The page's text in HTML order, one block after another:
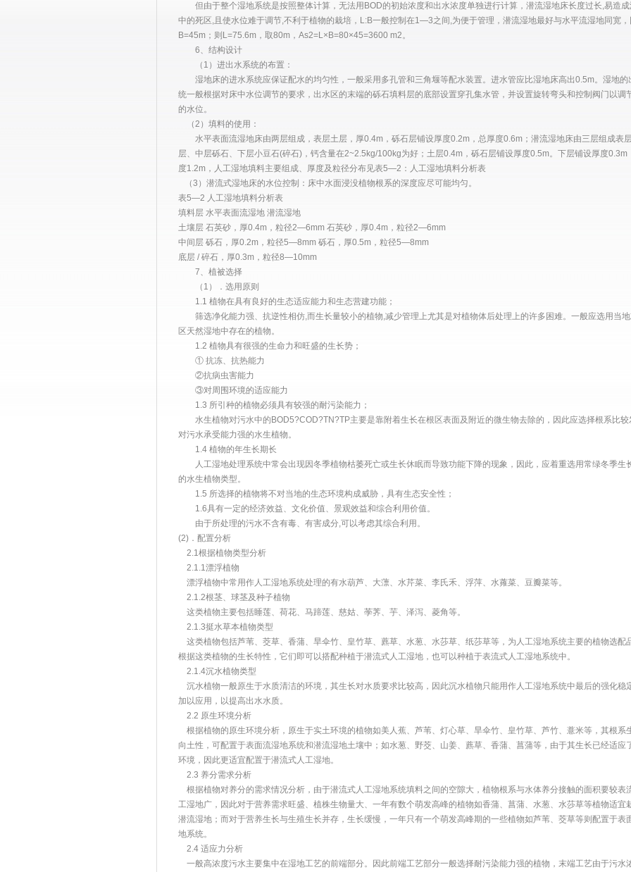
但由于整个湿地系统是按照整体计算，无法用BOD的初始浓度和出水浓度单独进行计算，潜流湿地床长度过长,易造成
中的死区,且使水位难于调节,不利于植物的栽培，L:B一般控制在1—3之间,为便于管理，潜流湿地最好与水平流湿地同宽
B=45m；则L=75.6m，取80m，As2=L×B=80×45=3600 m2。
6、结构设计
（1）进出水系统的布置：
湿地床的进水系统应保证配水的均匀性，一般采用多孔管和三角堰等配水装置。进水管应比湿地床高出0.5m。湿地的
统一般根据对床中水位调节的要求，出水区的末端的砾石填料层的底部设置穿孔集水管，并设置旋转弯头和控制阀门以调
的水位。
（2）填料的使用：
水平表面流湿地床由两层组成，表层土层，厚0.4m，砾石层铺设厚度0.2m，总厚度0.6m；潜流湿地床由三层组成表
层、中层砾石、下层小豆石(碎石)，钙含量在2~2.5kg/100kg为好；土层0.4m，砾石层铺设厚度0.5m。下层铺设厚度0.3m
度1.2m，人工湿地填料主要组成、厚度及粒径分布见表5—2：人工湿地填料分析表
（3）潜流式湿地床的水位控制：床中水面浸没植物根系的深度应尽可能均匀。
表5—2 人工湿地填料分析表
填料层 水平表面流湿地 潜流湿地
土壤层 石英砂，厚0.4m，粒径2—6mm 石英砂，厚0.4m，粒径2—6mm
中间层 砾石，厚0.2m，粒径5—8mm 砾石，厚0.5m，粒径5—8mm
底层 / 碎石，厚0.3m，粒径8—10mm
7、植被选择
（1）．选用原则
1.1 植物在具有良好的生态适应能力和生态营建功能；
筛选净化能力强、抗逆性相仿,而生长量较小的植物,减少管理上尤其是对植物体后处理上的许多困难。一般应选用当
区天然湿地中存在的植物。
1.2 植物具有很强的生命力和旺盛的生长势；
① 抗冻、抗热能力
②抗病虫害能力
③对周围环境的适应能力
1.3 所引种的植物必须具有较强的耐污染能力；
水生植物对污水中的BOD5?COD?TN?TP主要是靠附着生长在根区表面及附近的微生物去除的，因此应选择根系比较
对污水承受能力强的水生植物。
1.4 植物的年生长期长
人工湿地处理系统中常会出现因冬季植物枯萎死亡或生长休眠而导致功能下降的现象，因此，应着重选用常绿冬季生
的水生植物类型。
1.5 所选择的植物将不对当地的生态环境构成威胁，具有生态安全性；
1.6具有一定的经济效益、文化价值、景观效益和综合利用价值。
由于所处理的污水不含有毒、有害成分,可以考虑其综合利用。
(2)．配置分析
2.1根据植物类型分析
2.1.1漂浮植物
漂浮植物中常用作人工湿地系统处理的有水葫芦、大薸、水芹菜、李氏禾、浮萍、水蕹菜、豆瓣菜等。
2.1.2根茎、球茎及种子植物
这类植物主要包括睡莲、荷花、马蹄莲、慈姑、荸荠、芋、泽泻、菱角等。
2.1.3挺水草本植物类型
这类植物包括芦苇、茭草、香蒲、旱伞竹、皇竹草、藨草、水葱、水莎草、纸莎草等，为人工湿地系统主要的植物选配
根据这类植物的生长特性，它们即可以搭配种植于潜流式人工湿地，也可以种植于表流式人工湿地系统中。
2.1.4沉水植物类型
沉水植物一般原生于水质清洁的环境，其生长对水质要求比较高，因此沉水植物只能用作人工湿地系统中最后的强化稳
加以应用，以提高出水水质。
2.2 原生环境分析
根据植物的原生环境分析，原生于实土环境的植物如美人蕉、芦苇、灯心草、旱伞竹、皇竹草、芦竹、薏米等，其根系
向土性，可配置于表面流湿地系统和潜流湿地土壤中；如水葱、野茭、山姜、藨草、香蒲、菖蒲等，由于其生长已经适应
环境，因此更适宜配置于潜流式人工湿地。
2.3 养分需求分析
根据植物对养分的需求情况分析，由于潜流式人工湿地系统填料之间的空隙大，植物根系与水体养分接触的面积要较表
工湿地广，因此对于营养需求旺盛、植株生物量大、一年有数个萌发高峰的植物如香蒲、菖蒲、水葱、水莎草等植物适宜
潜流湿地；而对于营养生长与生殖生长并存，生长缓慢，一年只有一个萌发高峰期的一些植物如芦苇、茭草等则配置于表
地系统。
2.4 适应力分析
一般高浓度污水主要集中在湿地工艺的前端部分。因此前端工艺部分一般选择耐污染能力强的植物，末端工艺由于污水